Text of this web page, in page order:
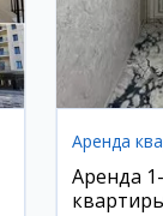
Аренда
Аренда